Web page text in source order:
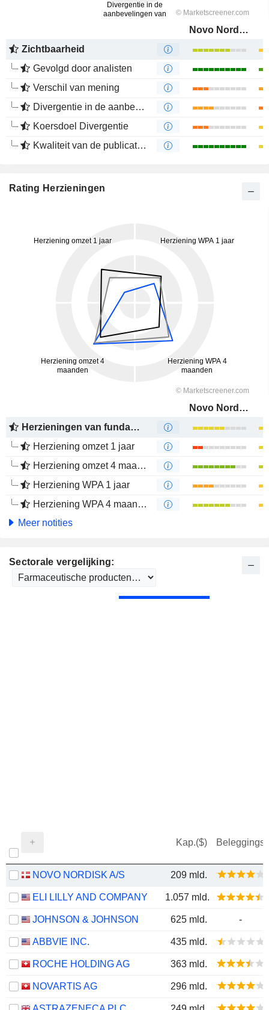
Novo Nordisk A/S
Zichtbaarheid
Gevolgd door analisten
Verschil van mening
Divergentie in de aanbevelingen van analisten
Koersdoel Divergentie
Kwaliteit van de publicaties
Rating Herzieningen
Novo Nordisk A/S
Herzieningen van fundamenten
Herziening omzet 1 jaar
Herziening omzet 4 maanden
Herziening WPA 1 jaar
Herziening WPA 4 maanden
Meer notities
Sectorale vergelijking:
Kap.($) Beleggings
NOVO NORDISK A/S 209 mld.
ELI LILLY AND COMPANY 1.057 mld.
JOHNSON & JOHNSON 625 mld. -
ABBVIE INC. 435 mld.
ROCHE HOLDING AG 363 mld.
NOVARTIS AG 296 mld.